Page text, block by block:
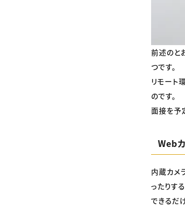
前述のと
つです。
リモート
のです。
面接を予
Web
内蔵カメ
ったりす
できるだ